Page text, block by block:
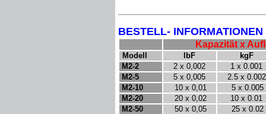
BESTELL- INFORMATIONEN
Kapazität x
Modell lbF kgF
M2-2 2 x 0,002
1 x 0.001
M2-5 5 x 0,005
2.5 x 0.002
M2-10 10 x 0,01
5 x 0.005
M2-20 20 x 0,02
10 x 0.01
M2-50 50 x 0,05
25 x 0.02